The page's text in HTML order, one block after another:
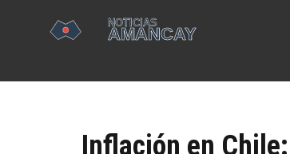
Inflación en